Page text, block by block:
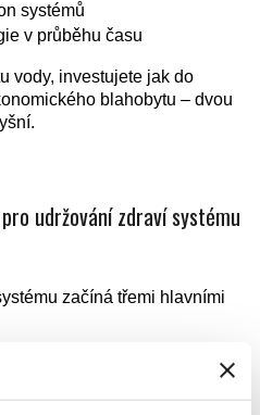
systémů
v průběhu času
vody, investujete jak do
blahobytu – dvou
udržování zdraví systému
začíná třemi hlavními
topné a chladicí systémy by